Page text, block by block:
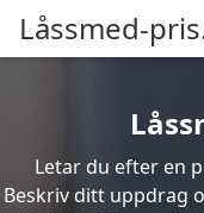
Låssmed-
Letar du efter en
Beskriv ditt uppdrag